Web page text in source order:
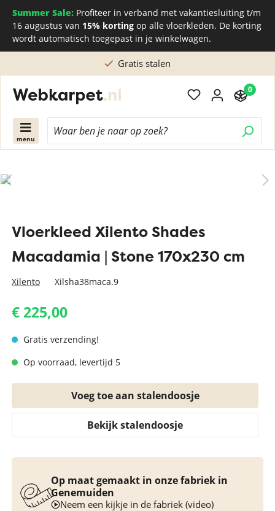
Summer Sale: Profiteer in verband met vakantiesluiting t/m
16 augustus van 15% korting op alle vloerkleden. De korting
wordt automatisch toegepast in je winkelwagen.
Gratis stalen
menu
0
Vloerkleed Xilento Shades
Macadamia | Stone 170x230 cm
Xilento Xilsha38maca.9
€ 225,00
Gratis verzending!
Op voorraad, levertijd 5
Voeg toe aan stalendoosje
Bekijk stalendoosje
Op maat gemaakt in onze fabriek in
Genemuiden
Neem een kijkje in de fabriek (video)